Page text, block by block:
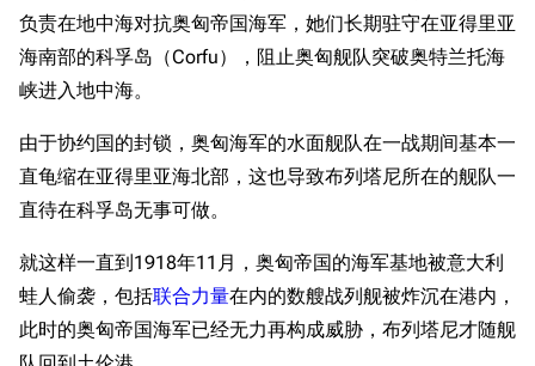
负责在地中海对抗奥匈帝国海军，她们长期驻守在亚得里亚
海南部的科孚岛（Corfu），阻止奥匈舰队突破奥特兰托海
峡进入地中海。
由于协约国的封锁，奥匈海军的水面舰队在一战期间基本一
直龟缩在亚得里亚海北部，这也导致布列塔尼所在的舰队一
直待在科孚岛无事可做。
就这样一直到1918年11月，奥匈帝国的海军基地被意大利
蛙人偷袭，包括联合力量在内的数艘战列舰被炸沉在港内，
此时的奥匈帝国海军已经无力再构成威胁，布列塔尼才随舰